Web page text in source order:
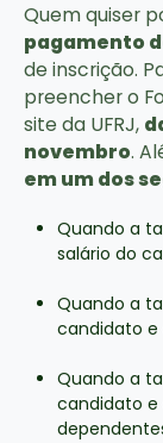
Quem quiser
pagamento
de inscrição.
preencher o
site da UFRJ,
novembro.
em um dos
Quando a
salário do
Quando a
candidato e
Quando a
candidato e